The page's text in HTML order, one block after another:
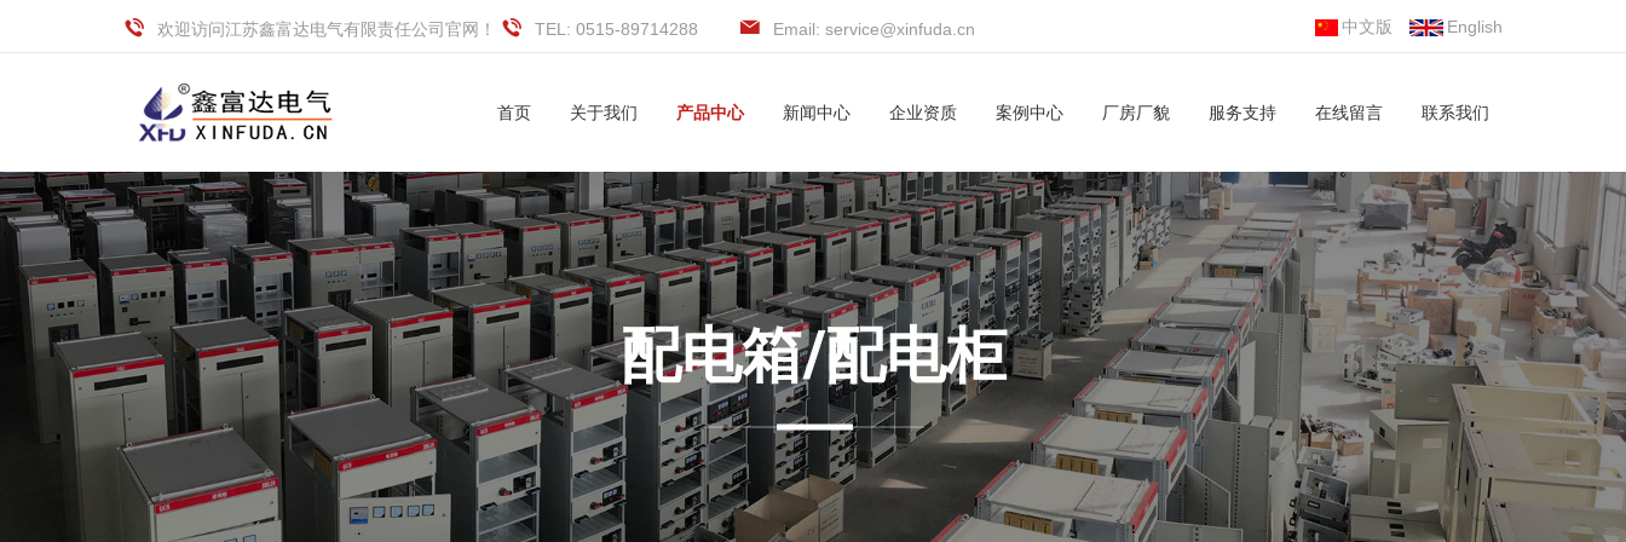
欢迎访问江苏鑫富达电气有限责任公司官网！ TEL: 0515-89714288 Email: service@xinfuda.cn 中文版 English
首页 关于我们 产品中心 新闻中心 企业资质 案例中心 厂房厂貌 服务支持 在线留言 联系我们
配电箱/配电柜